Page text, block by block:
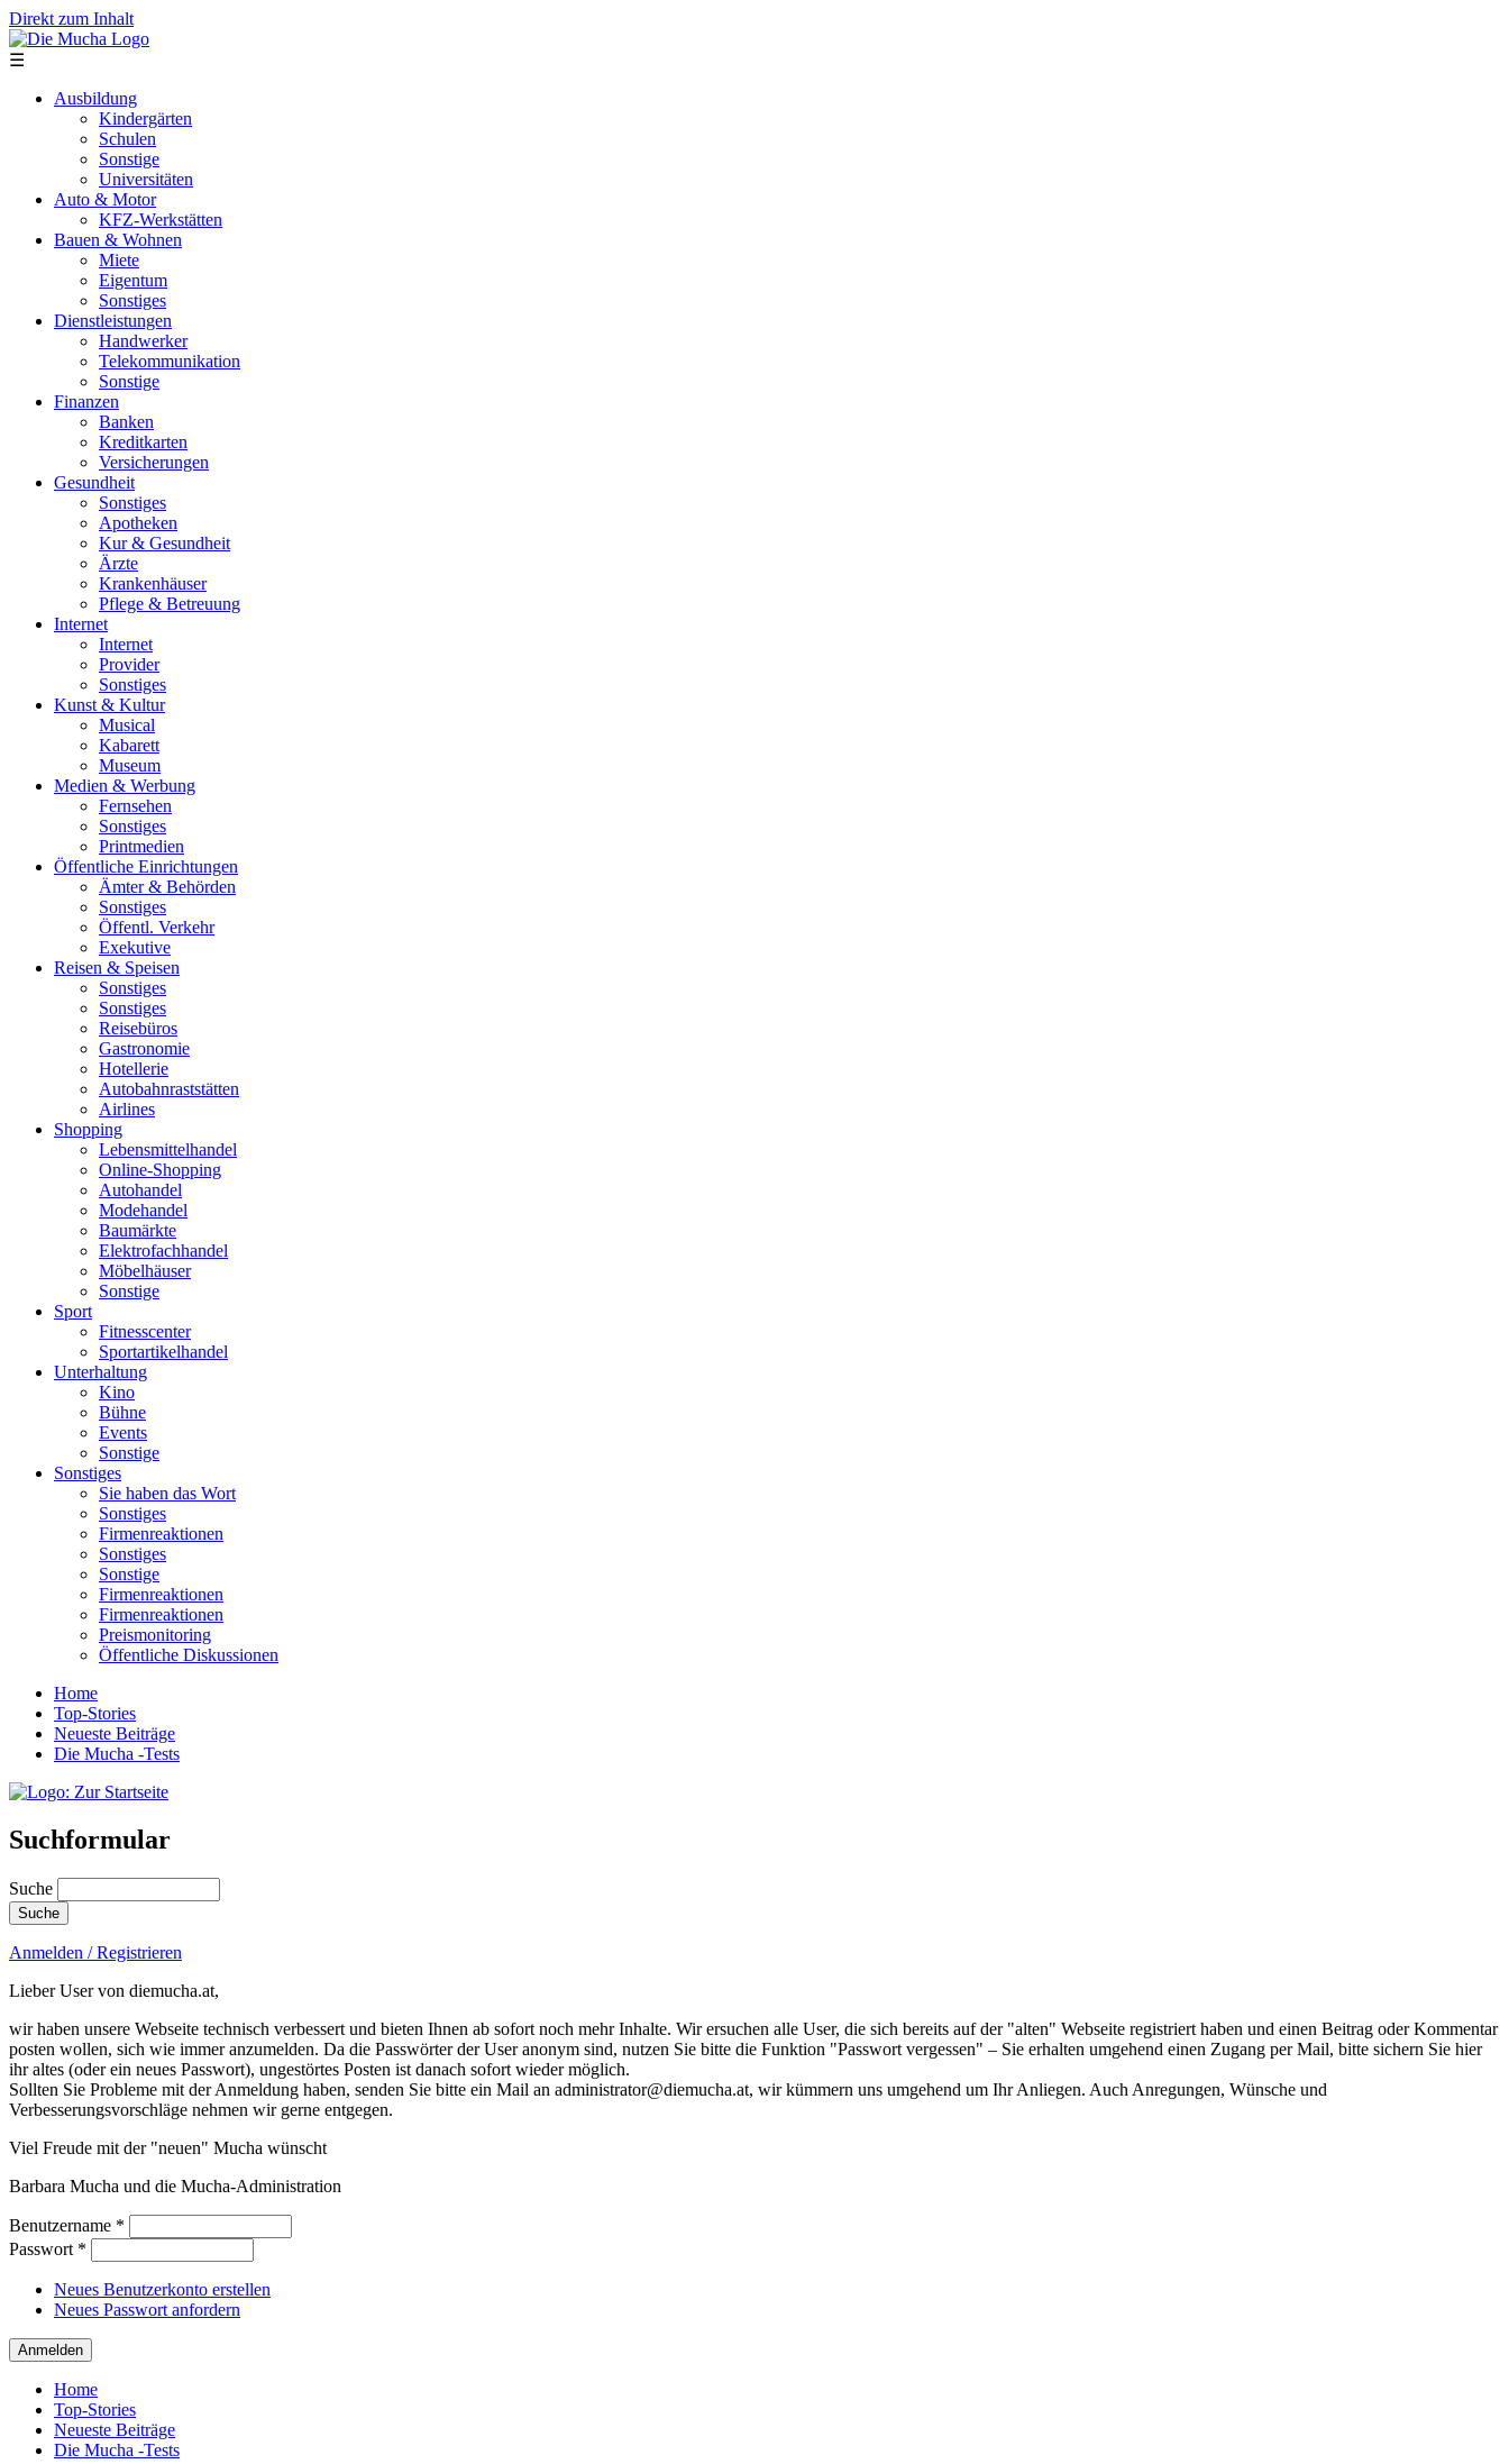
Direkt zum Inhalt
☰
Ausbildung
Kindergärten
Schulen
Sonstige
Universitäten
Auto & Motor
KFZ-Werkstätten
Bauen & Wohnen
Miete
Eigentum
Sonstiges
Dienstleistungen
Handwerker
Telekommunikation
Sonstige
Finanzen
Banken
Kreditkarten
Versicherungen
Gesundheit
Sonstiges
Apotheken
Kur & Gesundheit
Ärzte
Krankenhäuser
Pflege & Betreuung
Internet
Internet
Provider
Sonstiges
Kunst & Kultur
Musical
Kabarett
Museum
Medien & Werbung
Fernsehen
Sonstiges
Printmedien
Öffentliche Einrichtungen
Ämter & Behörden
Sonstiges
Öffentl. Verkehr
Exekutive
Reisen & Speisen
Sonstiges
Sonstiges
Reisebüros
Gastronomie
Hotellerie
Autobahnraststätten
Airlines
Shopping
Lebensmittelhandel
Online-Shopping
Autohandel
Modehandel
Baumärkte
Elektrofachhandel
Möbelhäuser
Sonstige
Sport
Fitnesscenter
Sportartikelhandel
Unterhaltung
Kino
Bühne
Events
Sonstige
Sonstiges
Sie haben das Wort
Sonstiges
Firmenreaktionen
Sonstiges
Sonstige
Firmenreaktionen
Firmenreaktionen
Preismonitoring
Öffentliche Diskussionen
Home
Top-Stories
Neueste Beiträge
Die Mucha -Tests
Suchformular
Suche
Anmelden / Registrieren
Lieber User von diemucha.at,
wir haben unsere Webseite technisch verbessert und bieten Ihnen ab sofort noch mehr Inhalte. Wir ersuchen alle User, die sich bereits auf der "alten" Webseite registriert haben und einen Beitrag oder Kommentar
posten wollen, sich wie immer anzumelden. Da die Passwörter der User anonym sind, nutzen Sie bitte die Funktion "Passwort vergessen" – Sie erhalten umgehend einen Zugang per Mail, bitte sichern Sie hier
ihr altes (oder ein neues Passwort), ungestörtes Posten ist danach sofort wieder möglich.
Sollten Sie Probleme mit der Anmeldung haben, senden Sie bitte ein Mail an administrator@diemucha.at, wir kümmern uns umgehend um Ihr Anliegen. Auch Anregungen, Wünsche und
Verbesserungsvorschläge nehmen wir gerne entgegen.
Viel Freude mit der "neuen" Mucha wünscht
Barbara Mucha und die Mucha-Administration
Benutzername *
Passwort *
Neues Benutzerkonto erstellen
Neues Passwort anfordern
Home
Top-Stories
Neueste Beiträge
Die Mucha -Tests